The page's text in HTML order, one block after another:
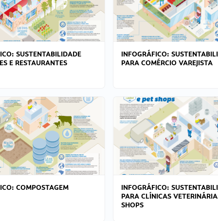
SUSTENTABILIDADE
E RESTAURANTES
INFOGRÁFICO:
PARA COMÉRCIO VAREJISTA
COMPOSTAGEM
INFOGRÁFICO:
PARA CLÍNICAS
SHOPS